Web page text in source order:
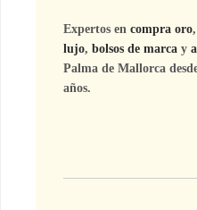
Expertos en compra oro,
lujo, bolsos de marca y
Palma de Mallorca
años.